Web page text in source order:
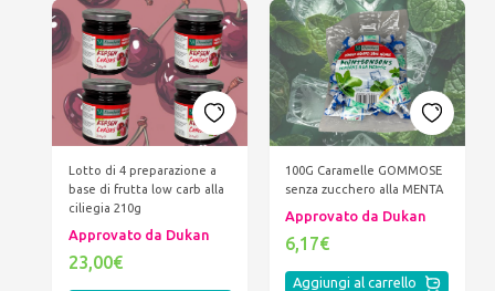
Lotto di 4 preparazione a
base di frutta low carb alla
ciliegia 210g
Approvato da Dukan
23,00€
100G Caramelle GOMMOSE
senza zucchero alla MENTA
Approvato da Dukan
6,17€
Aggiungi al carrello